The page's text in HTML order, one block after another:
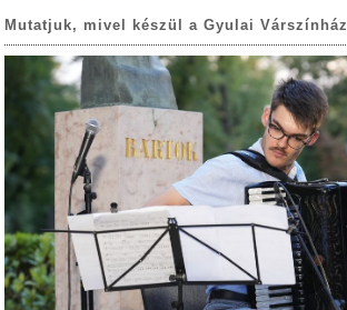
Mutatjuk, mivel készül a Gyulai Várszínház